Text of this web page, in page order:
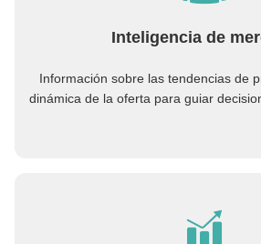
Inteligencia de
Información sobre las tendencias de
dinámica de la oferta para guiar